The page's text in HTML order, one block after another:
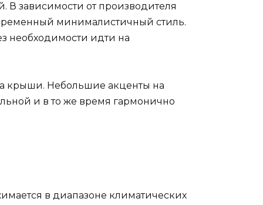
В зависимости от производителя
минималистичный стиль.
необходимости идти на
крыши. Небольшие акценты на
и в то же время гармонично
в диапазоне климатических